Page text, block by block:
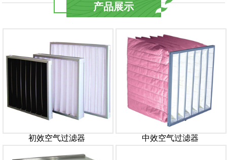
产品展示
初效空气过滤器 中效空气过滤器